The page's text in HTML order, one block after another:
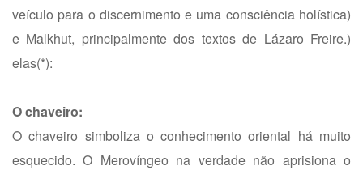
veículo para o discernimento e uma consciência holística)
e Malkhut, principalmente dos textos de Lázaro Freire.)
elas(*):
O chaveiro:
O chaveiro simboliza o conhecimento oriental há muito
esquecido. O Merovíngeo na verdade não aprisiona o